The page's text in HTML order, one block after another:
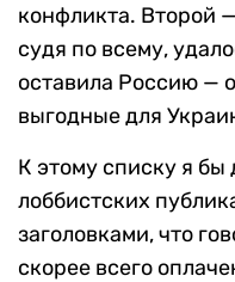
конфликта. Второй
судя по всему,
оставила Россию —
выгодные для
К этому списку я бы
лоббистских
заголовками, что
скорее всего